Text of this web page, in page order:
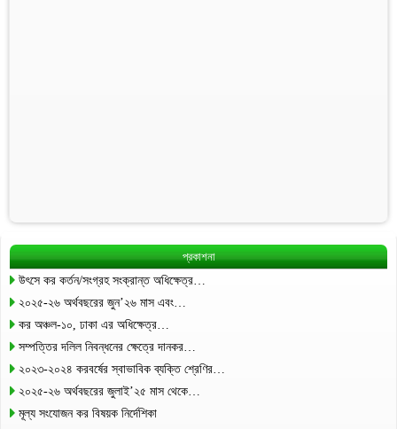
প্রকাশনা
উৎসে কর কর্তন/সংগ্রহ সংক্রান্ত অধিক্ষেত্র…
২০২৫-২৬ অর্থবছরের জুন’২৬ মাস এবং…
কর অঞ্চল-১০, ঢাকা এর অধিক্ষেত্র…
সম্পত্তির দলিল নিবন্ধনের ক্ষেত্রে দানকর…
২০২৩-২০২৪ করবর্ষের স্বাভাবিক ব্যক্তি শ্রেণির…
২০২৫-২৬ অর্থবছরের জুলাই’২৫ মাস থেকে…
মূল্য সংযোজন কর বিষয়ক নির্দেশিকা